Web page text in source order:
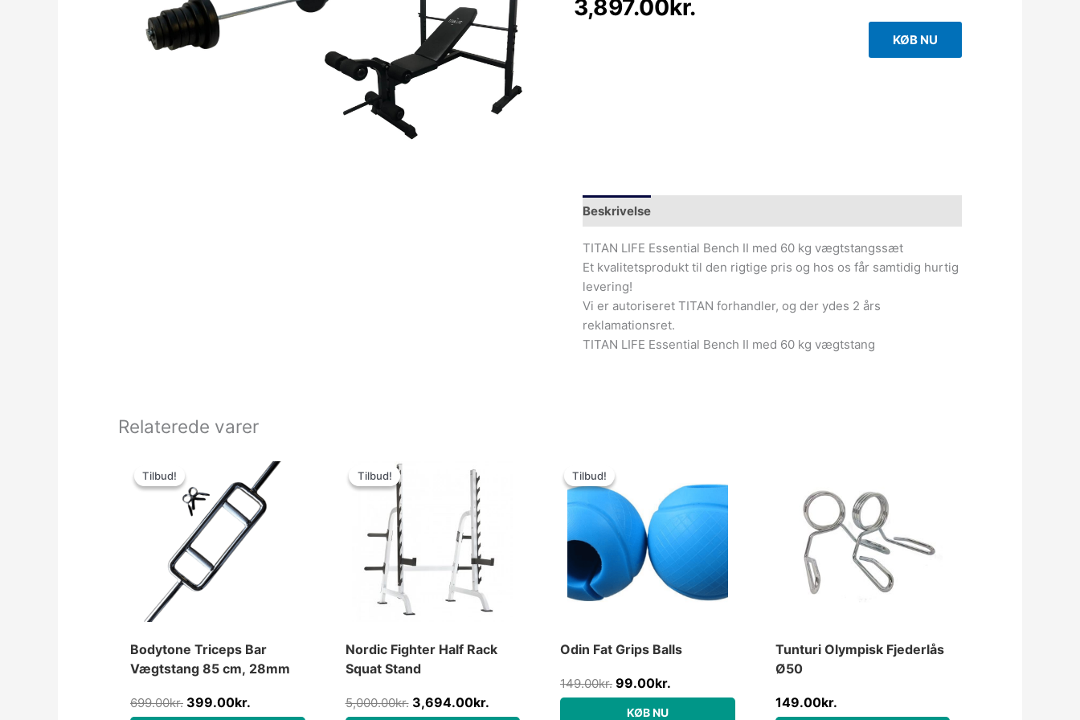
3,897.00kr.
KØB NU
Beskrivelse
TITAN LIFE Essential Bench II med 60 kg vægtstangssæt
Et kvalitetsprodukt til den rigtige pris og hos os får samtidig hurtig
levering!
Vi er autoriseret TITAN forhandler, og der ydes 2 års
reklamationsret.
TITAN LIFE Essential Bench II med 60 kg vægtstang
Relaterede varer
Tilbud!
Tilbud!
Bodytone Triceps Bar
Vægtstang 85 cm, 28mm
699.00kr.
pris
var:
699.00kr..
399.00kr.
aktuelle
pris
er:
399.00kr..
Tilbud!
Tilbud!
Nordic Fighter Half Rack
Squat Stand
5,000.00kr.
oprindelige
5,000.00kr..
3,694.00kr.
Tilbud!
Tilbud!
Odin Fat Grips Balls
149.00kr.
oprindelige
pris
var:
149.00kr..
99.00kr.
pris
er:
99.00kr..
KØB NU
Tunturi Olympisk Fjederlås
Ø50
149.00kr.